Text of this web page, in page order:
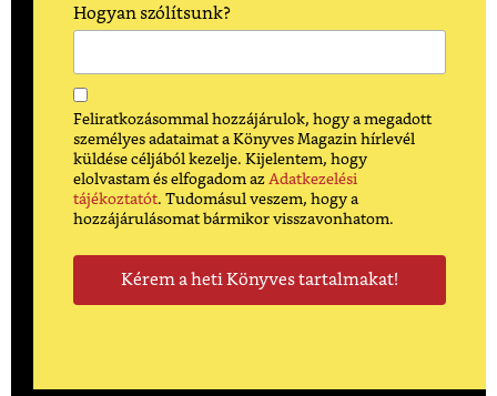
Hogyan szólítsunk?
Feliratkozásommal hozzájárulok, hogy a megadott
személyes adataimat a Könyves Magazin hírlevél
küldése céljából kezelje. Kijelentem, hogy
elolvastam és elfogadom az Adatkezelési
tájékoztatót. Tudomásul veszem, hogy a
hozzájárulásomat bármikor visszavonhatom.